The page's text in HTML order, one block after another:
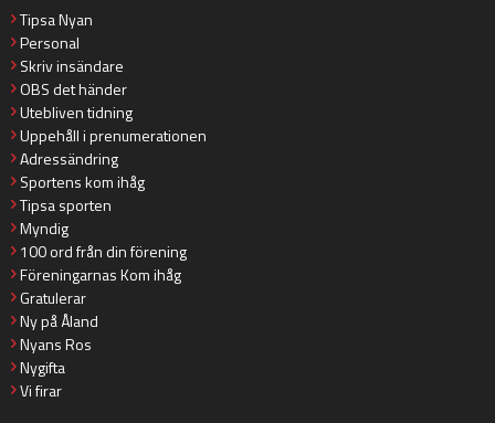
Tipsa Nyan
Personal
Skriv insändare
OBS det händer
Utebliven tidning
Uppehåll i prenumerationen
Adressändring
Sportens kom ihåg
Tipsa sporten
Myndig
100 ord från din förening
Föreningarnas Kom ihåg
Gratulerar
Ny på Åland
Nyans Ros
Nygifta
Vi firar